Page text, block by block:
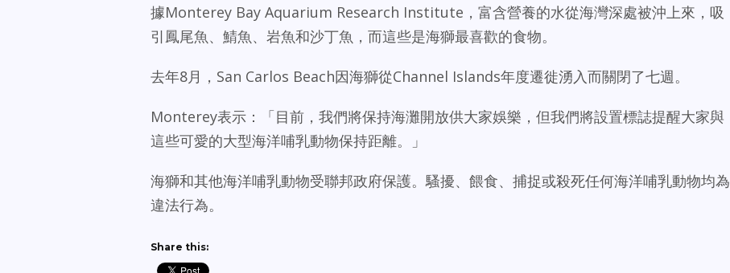
據Monterey Bay Aquarium Research Institute，富含營養的水從海灣深處被沖上來，吸
引鳳尾魚、鯖魚、岩魚和沙丁魚，而這些是海獅最喜歡的食物。
去年8月，San Carlos Beach因海獅從Channel Islands年度遷徙湧入而關閉了七週。
Monterey表示：「目前，我們將保持海灘開放供大家娛樂，但我們將設置標誌提醒大家與
這些可愛的大型海洋哺乳動物保持距離。」
海獅和其他海洋哺乳動物受聯邦政府保護。騷擾、餵食、捕捉或殺死任何海洋哺乳動物均為
違法行為。
Share this: